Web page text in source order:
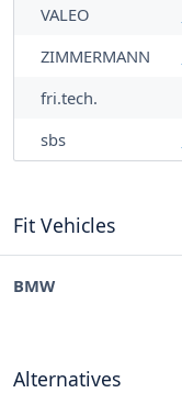
VALEO
ZIMMERMANN
fri.tech.
sbs
Fit Vehicles
BMW
Alternatives